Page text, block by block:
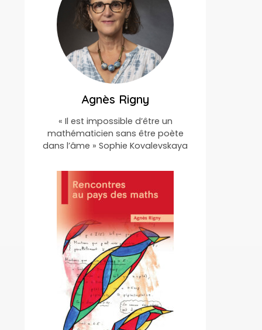
Agnès Rigny
« Il est impossible d’être un
mathématicien sans être poète
dans l’âme » Sophie Kovalevskaya